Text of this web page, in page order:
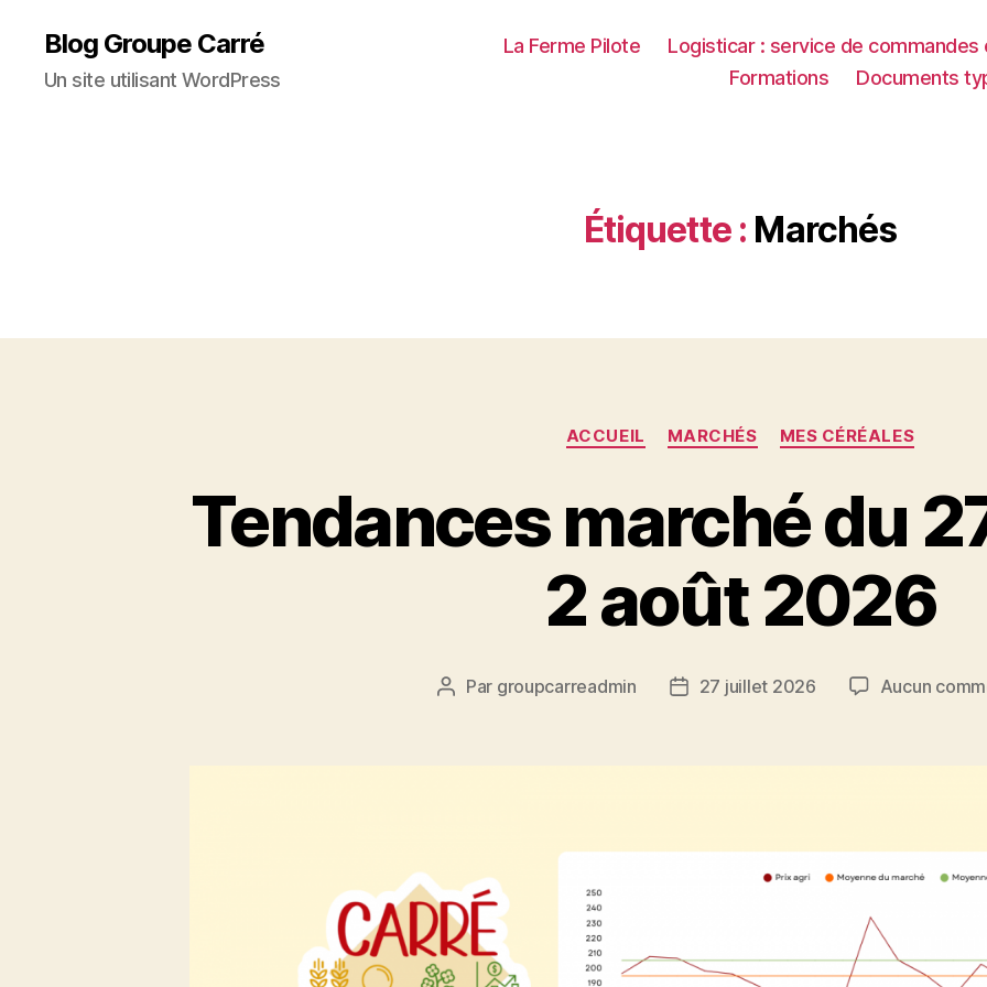
Blog Groupe Carré
Un site utilisant WordPress
La Ferme Pilote Logisticar : service de commandes
Formations
Documents
Étiquette : Marchés
Catégories
ACCUEIL MARCHÉS MES CÉRÉALES
Tendances marché du
2 août 2026
Auteur
Par groupcarreadmin
Date27 juillet 2026 Aucun